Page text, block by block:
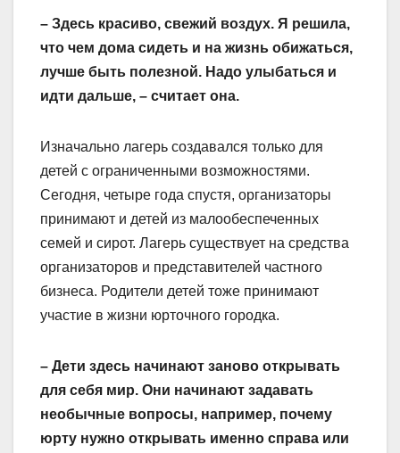
– Здесь красиво, свежий воздух. Я решила,
что чем дома сидеть и на жизнь обижаться,
лучше быть полезной. Надо улыбаться и
идти дальше, – считает она.
Изначально лагерь создавался только для
детей с ограниченными возможностями.
Сегодня, четыре года спустя, организаторы
принимают и детей из малообеспеченных
семей и сирот. Лагерь существует на средства
организаторов и представителей частного
бизнеса. Родители детей тоже принимают
участие в жизни юрточного городка.
– Дети здесь начинают заново открывать
для себя мир. Они начинают задавать
необычные вопросы, например, почему
юрту нужно открывать именно справа или